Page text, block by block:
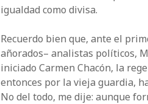
igualdad como divisa.
Recuerdo bien que, ante el
añorados– analistas políticos,
iniciado Carmen Chacón, la
entonces por la vieja guardia,
No del todo, me dije: aunque